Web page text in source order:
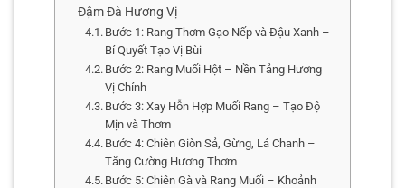
Đậm Đà Hương Vị
Bước 1: Rang Thơm Gạo Nếp và Đậu Xanh –
Bí Quyết Tạo Vị Bùi
Bước 2: Rang Muối Hột – Nền Tảng Hương
Vị Chính
Bước 3: Xay Hỗn Hợp Muối Rang – Tạo Độ
Mịn và Thơm
Bước 4: Chiên Giòn Sả, Gừng, Lá Chanh –
Tăng Cường Hương Thơm
Bước 5: Chiên Gà và Rang Muối – Khoảnh